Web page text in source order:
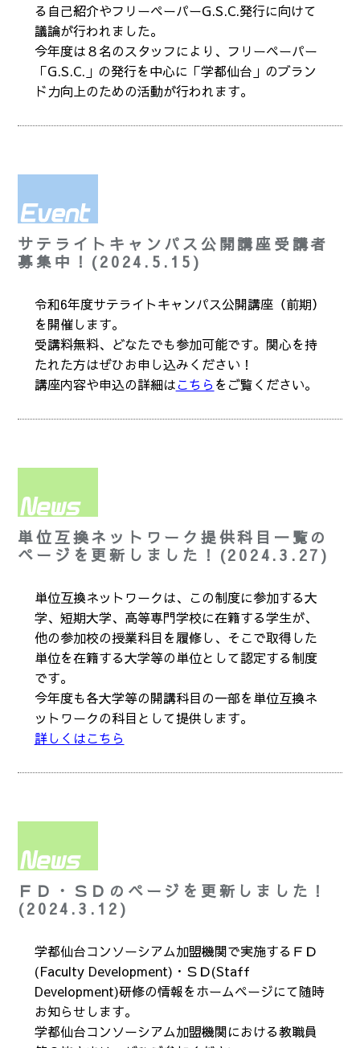
る自己紹介やフリーペーパーG.S.C.発行に向けて
議論が行われました。
今年度は８名のスタッフにより、フリーペーパー
「G.S.C.」の発行を中心に「学都仙台」のブラン
ド力向上のための活動が行われます。
サテライトキャンパス公開講座受講者
募集中！(2024.5.15)
令和6年度サテライトキャンパス公開講座（前期）
を開催します。
受講料無料、どなたでも参加可能です。関心を持
たれた方はぜひお申し込みください！
講座内容や申込の詳細はこちら をご覧ください。
単位互換ネットワーク提供科目一覧の
ページを更新しました！(2024.3.27)
単位互換ネットワークは、この制度に参加する大
学、短期大学、高等専門学校に在籍する学生が、
他の参加校の授業科目を履修し、そこで取得した
単位を在籍する大学等の単位として認定する制度
です。
今年度も各大学等の開講科目の一部を単位互換ネ
ットワークの科目として提供します。
詳しくはこちら
ＦＤ・ＳＤのページを更新しました！
(2024.3.12)
学都仙台コンソーシアム加盟機関で実施するＦＤ
(Faculty Development)・ＳＤ(Staff
Development)研修の情報をホームページにて随時
お知らせします。
学都仙台コンソーシアム加盟機関における教職員